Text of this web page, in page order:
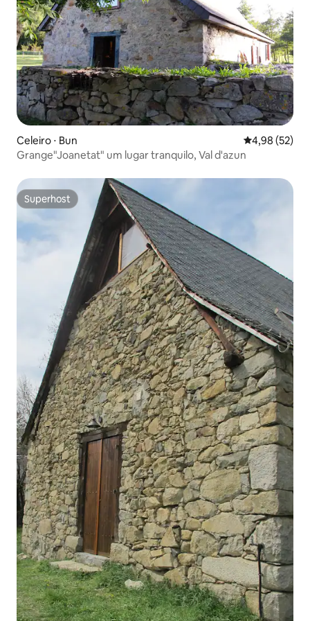
Celeiro ⋅ Bun 4,98 de uma
4,98 (52)
Grange"Joanetat" um lugar tranquilo, Val d'azun
Superhost
Superhost